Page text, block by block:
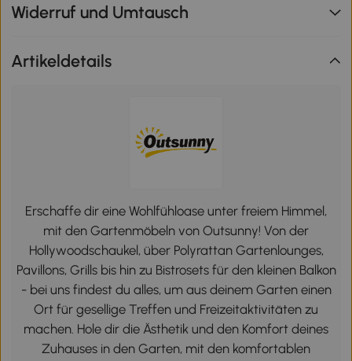
Widerruf und Umtausch
Artikeldetails
Erschaffe dir eine Wohlfühloase unter freiem Himmel,
mit den Gartenmöbeln von Outsunny! Von der
Hollywoodschaukel, über Polyrattan Gartenlounges,
Pavillons, Grills bis hin zu Bistrosets für den kleinen Balkon
- bei uns findest du alles, um aus deinem Garten einen
Ort für gesellige Treffen und Freizeitaktivitäten zu
machen. Hole dir die Ästhetik und den Komfort deines
Zuhauses in den Garten, mit den komfortablen